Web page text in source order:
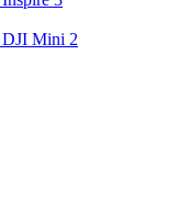
DJI Mini 2